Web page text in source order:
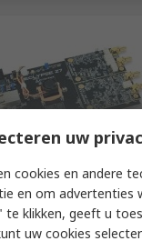
036 Digilent
Zmod ADC
Kit 471-036 for
uw
cookies en andere
en om advertenties
te klikken, geeft u
uw cookies